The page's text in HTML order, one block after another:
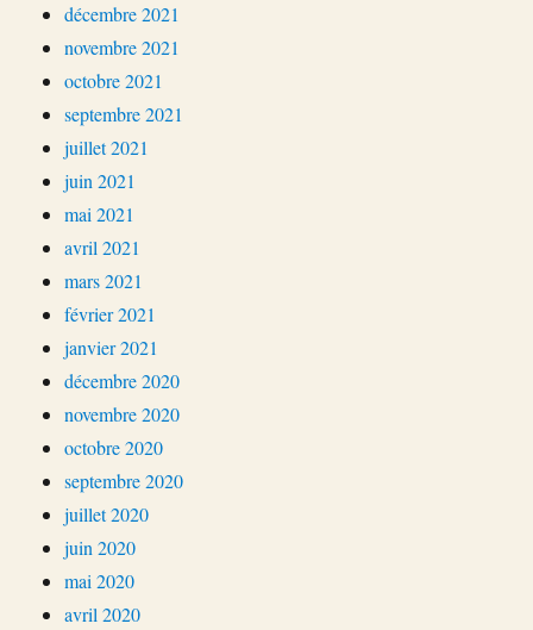
décembre 2021
novembre 2021
octobre 2021
septembre 2021
juillet 2021
juin 2021
mai 2021
avril 2021
mars 2021
février 2021
janvier 2021
décembre 2020
novembre 2020
octobre 2020
septembre 2020
juillet 2020
juin 2020
mai 2020
avril 2020